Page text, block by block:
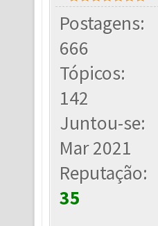
Postagens:
666
Tópicos:
142
Juntou-se:
Mar 2021
Reputação:
35